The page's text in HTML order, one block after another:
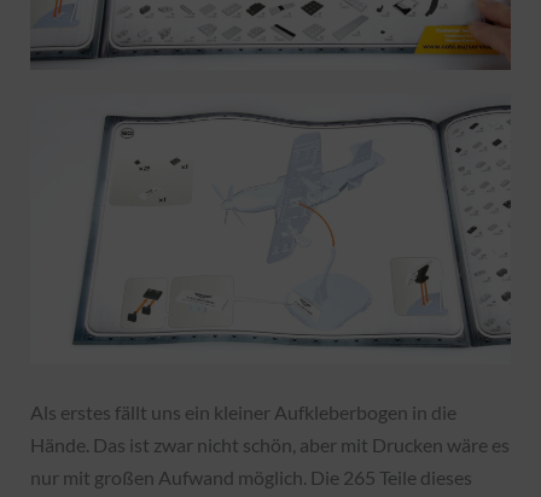
Als erstes fällt uns ein kleiner Aufkleberbogen in die
Hände. Das ist zwar nicht schön, aber mit Drucken wäre es
nur mit großen Aufwand möglich. Die 265 Teile dieses